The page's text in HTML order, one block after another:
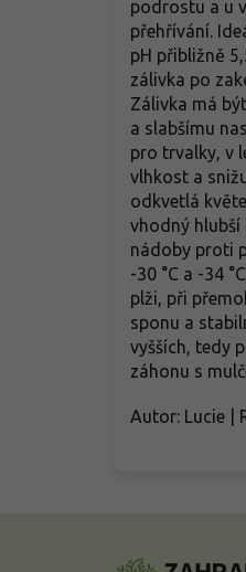
podrostu a u
přehřívání.
pH přibližně
zálivka po
Zálivka má
a slabšímu
pro trvalky, v
vlhkost a
odkvetlá
vhodný hlubší
nádoby proti
-30 °C a -34
plži, při
sponu a
vyšších, tedy
záhonu s
Autor: Lucie |